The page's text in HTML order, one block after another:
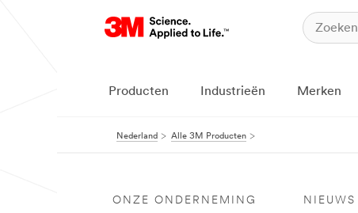
Producten Industrieën Merken
Nederland Alle 3M Producten
ONZE ONDERNEMING NIEUWS